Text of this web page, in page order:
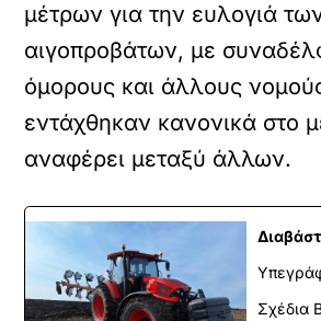
μέτρων για την ευλογιά
αιγοπροβάτων, με
όμορους και άλλους
εντάχθηκαν κανονικά στο
αναφέρει μεταξύ άλλων.
Σχέδια